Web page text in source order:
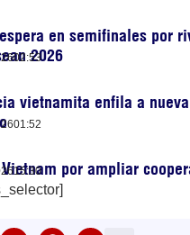
en semifinales por
2026
02:53
vietnamita enfila a
01:52
por ampliar
15:30